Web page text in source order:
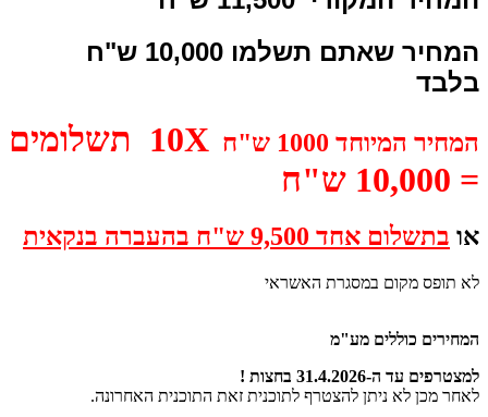
המחיר שאתם תשלמו 10,000
ש"ח
בלבד
המחיר המיוחד 1000 ש"ח 10 X תשלומים
= 10,000 ש"ח
או בתשלום אחד 9,500 ש"ח בהעברה בנקאית
לא תופס מקום במסגרת האשראי
המחירים כוללים מע"מ
למצטרפים עד ה-31.4.2026 בחצות !
לאחר מכן לא ניתן להצטרף לתוכנית זאת התוכנית האחרונה.